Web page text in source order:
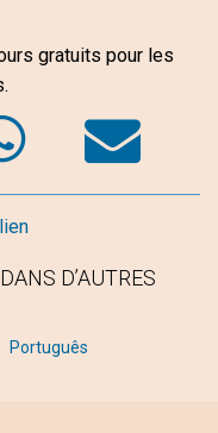
gratuits pour les
D’AUTRES
Português